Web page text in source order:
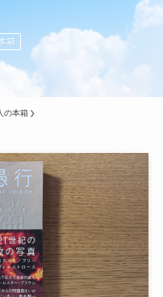
箱
の本箱